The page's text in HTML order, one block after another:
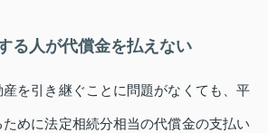
る人が代償金を払えない
を引き継ぐことに問題がなくても、平
めに法定相続分相当の代償金の支払い